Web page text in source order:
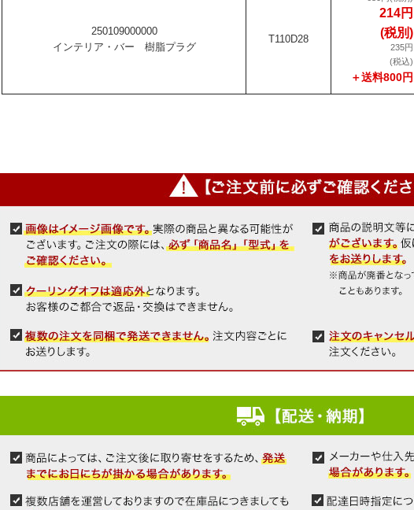
250109000000
インテリア・バー 樹脂プラグ
T110D28
214円
(税別)
235円
(税込)
＋送料800円